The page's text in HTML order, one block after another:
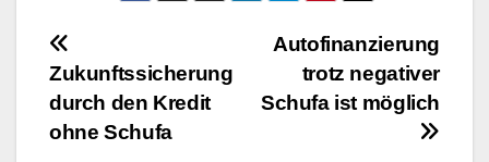
Beitragsnavigation
Autofinanzierung
trotz negativer
Schufa ist möglich
Zukunftssicherung
durch den Kredit
ohne Schufa